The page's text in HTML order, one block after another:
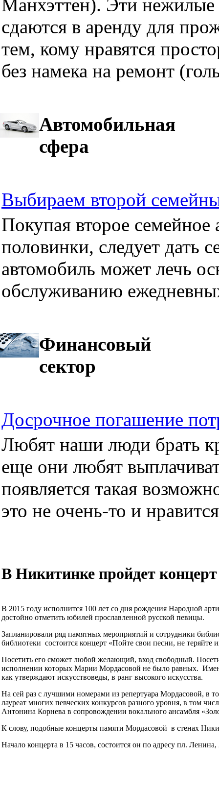
Манхэттен). Эти нежилые
сдаются в аренду для
тем, кому нравятся
без намека на ремонт
Автомобильная
сфера
Выбираем второй
Покупая второе семейное
половинки, следует дать
автомобиль может лечь
обслуживанию
Финансовый
сектор
Досрочное погашение
Любят наши люди брать
еще они любят
появляется такая
это не очень-то и
В Никитинке пройдет
В 2015 году исполнится 100 лет со дня рождения Народной
достойно отметить юбилей прославленной русской певицы.
Запланировали ряд памятных мероприятий и сотрудники
библиотеки состоится концерт «Пойте свои песни, не
Посетить его сможет любой желающий, вход свободный.
исполнении которых Марии Мордасовой не было равных.
как утверждают искусствоведы, в ранг высокого искусства.
На сей раз с лучшими номерами из репертуара Мордасовой, в
лауреат многих певческих конкурсов разного уровня, в том
Антонина Корнева в сопровождении вокального ансамбля
К слову, подобные концерты памяти Мордасовой в стенах
Начало концерта в 15 часов, состоится он по адресу пл. Ленина,